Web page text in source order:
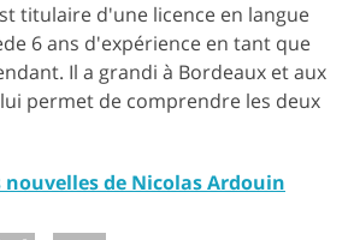
titulaire d'une licence en langue
6 ans d'expérience en tant que
Il a grandi à Bordeaux et aux
permet de comprendre les deux
nouvelles de Nicolas Ardouin